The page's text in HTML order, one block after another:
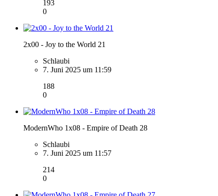
193
0
2x00 - Joy to the World 21
Schlaubi
7. Juni 2025 um 11:59
188
0
ModernWho 1x08 - Empire of Death 28
Schlaubi
7. Juni 2025 um 11:57
214
0